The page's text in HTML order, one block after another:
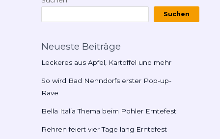
Suchen
Neueste Beiträge
Leckeres aus Apfel, Kartoffel und mehr
So wird Bad Nenndorfs erster Pop-up-
Rave
Bella Italia Thema beim Pohler Erntefest
Rehren feiert vier Tage lang Erntefest